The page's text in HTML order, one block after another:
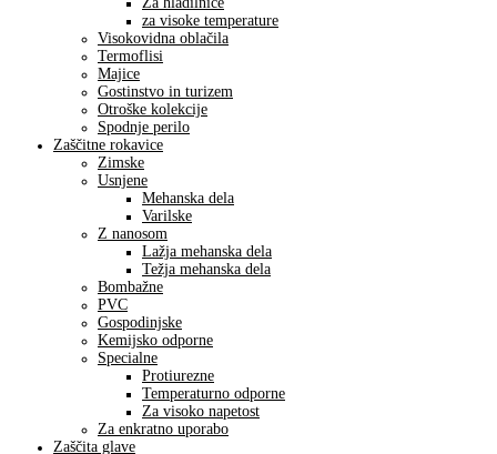
za visoke temperature
Visokovidna oblačila
Termoflisi
Majice
Gostinstvo in turizem
Otroške kolekcije
Spodnje perilo
Zaščitne rokavice
Zimske
Usnjene
Mehanska dela
Varilske
Z nanosom
Lažja mehanska dela
Težja mehanska dela
Bombažne
PVC
Gospodinjske
Kemijsko odporne
Specialne
Protiurezne
Temperaturno odporne
Za visoko napetost
Za enkratno uporabo
Zaščita glave